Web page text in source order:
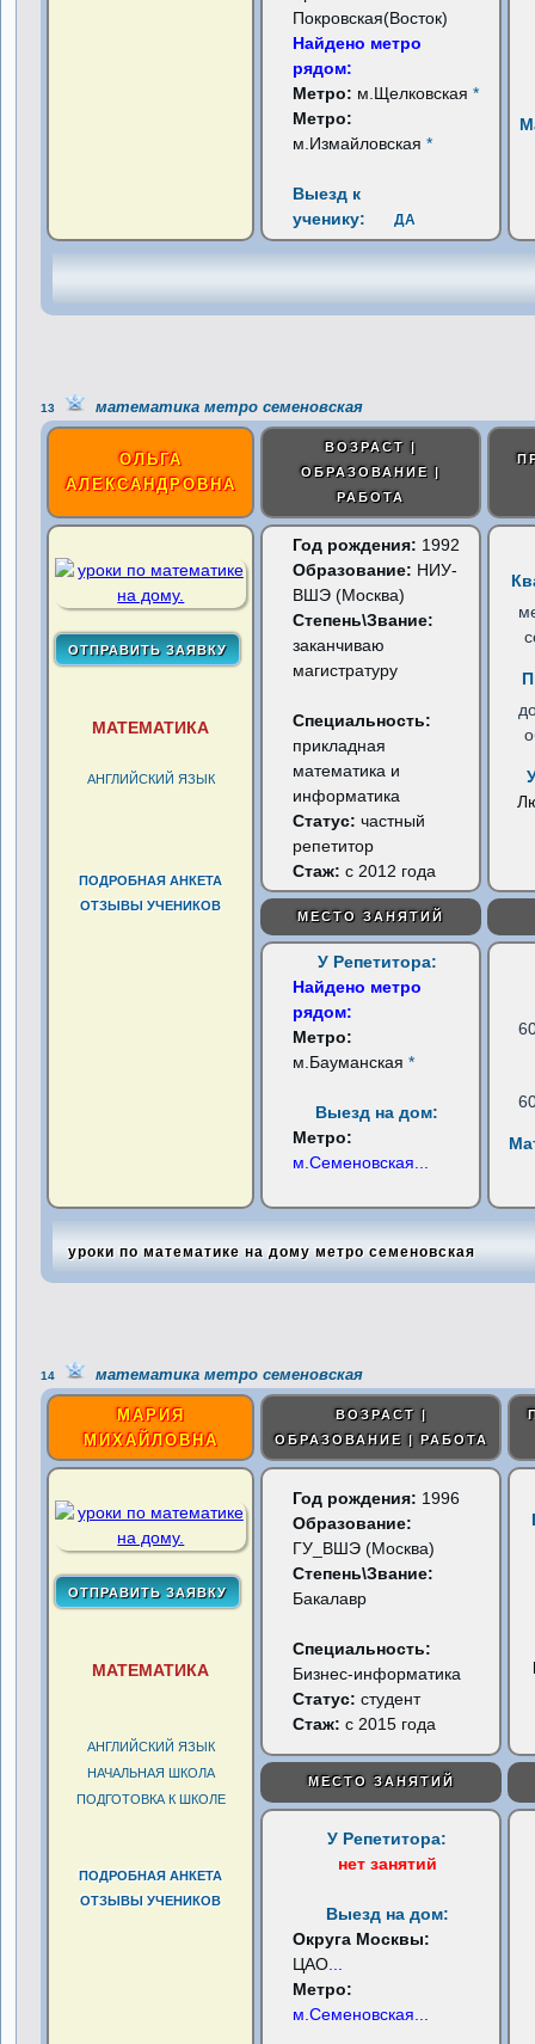
Покровская(Восток)
Найдено метро
рядом:
Метро: м.Щелковская*
Метро:
м.Измайловская*
Выезд к
ученику:
ДА
13 математика метро семеновская
ОЛЬГА
АЛЕКСАНДРОВНА
ВОЗРАСТ |
ОБРАЗОВАНИЕ |
РАБОТА
МАТЕМАТИКА
АНГЛИЙСКИЙ ЯЗЫК
ПОДРОБНАЯ АНКЕТА
ОТЗЫВЫ УЧЕНИКОВ
Год рождения: 1992
Образование: НИУ-
ВШЭ (Москва)
Степень\Звание:
заканчиваю
магистратуру
Специальность:
прикладная
математика и
информатика
Статус:частный
репетитор
Стаж: с 2012 года
МЕСТО ЗАНЯТИЙ
У Репетитора:
Найдено метро
рядом:
Метро:
м.Бауманская*
Выезд на дом:
Метро:
м.Семеновская
уроки по математике на дому метро семеновская
14 математика метро семеновская
МАРИЯ
МИХАЙЛОВНА
ВОЗРАСТ |
ОБРАЗОВАНИЕ | РАБОТА
МАТЕМАТИКА
АНГЛИЙСКИЙ ЯЗЫК
НАЧАЛЬНАЯ ШКОЛА
ПОДГОТОВКА К ШКОЛЕ
ПОДРОБНАЯ АНКЕТА
ОТЗЫВЫ УЧЕНИКОВ
Год рождения: 1996
Образование:
ГУ_ВШЭ (Москва)
Степень\Звание:
Бакалавр
Специальность:
Бизнес-информатика
Статус:студент
Стаж: с 2015 года
МЕСТО ЗАНЯТИЙ
У Репетитора:
нет занятий
Выезд на дом:
Округа Москвы:
ЦАО
Метро:
м.Семеновская